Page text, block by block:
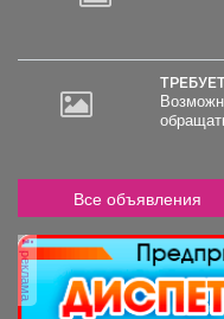
Все объявления
реклама